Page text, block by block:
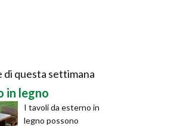
di questa settimana
in legno
I tavoli da esterno in
legno possono